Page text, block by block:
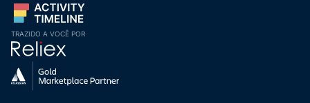
TRAZIDO A VOCÊ POR